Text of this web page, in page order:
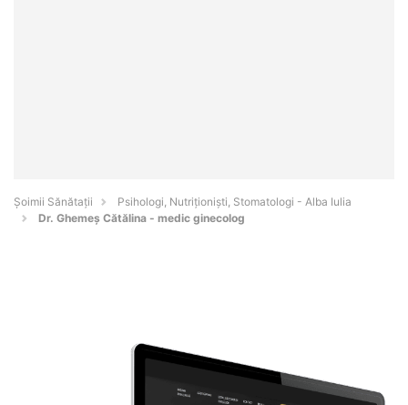
Şoimii Sănătații
Psihologi, Nutriționiști, Stomatologi - Alba Iulia
Dr. Ghemeș Cătălina - medic ginecolog